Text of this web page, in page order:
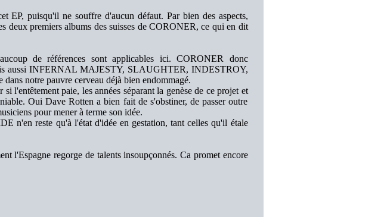
EP, puisqu'il ne souffre d'aucun défaut. Par bien des aspects,
deux premiers albums des suisses de CORONER, ce qui en dit
de références sont applicables ici. CORONER donc
aussi INFERNAL MAJESTY, SLAUGHTER, INDESTROY,
notre pauvre cerveau déjà bien endommagé.
l'entêtement paie, les années séparant la genèse de ce projet et
Oui Dave Rotten a bien fait de s'obstiner, de passer outre
pour mener à terme son idée.
n'en reste qu'à l'état d'idée en gestation, tant celles qu'il étale
l'Espagne regorge de talents insoupçonnés. Ca promet encore